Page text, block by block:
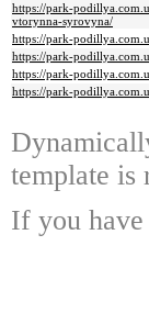
https://park-
vtorynna-syrovyna/
https://park-
https://park-
https://park-
https://park-
template is
If you